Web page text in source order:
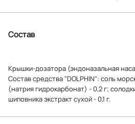
Состав
Крышки-дозатора (эндоназальная
Состав средства "DOLPHIN": соль
(натрия гидрокарбонат) - 0,2 г;
шиповника экстракт сухой - 0,1 г.